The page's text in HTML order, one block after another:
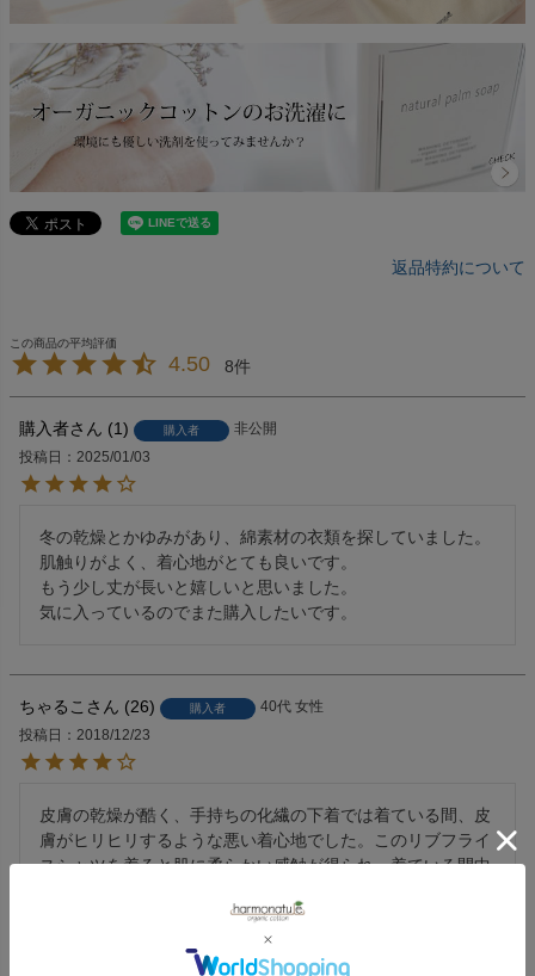
返品特約について
4.50 8
購入者 1 購入者
非公開
投稿日
2025/01/03
冬の乾燥とかゆみがあり、綿素材の衣類を探していました。
肌触りがよく、着心地がとても良いです。
もう少し丈が長いと嬉しいと思いました。
気に入っているのでまた購入したいです。
ちゃるこ 26 購入者 40代 女性
投稿日
2018/12/23
皮膚の乾燥が酷く、手持ちの化繊の下着では着ている間、皮
膚がヒリヒリするような悪い着心地でした。このリブフライ
スシャツを着ると肌に柔らかい感触が得られ、着ている間中